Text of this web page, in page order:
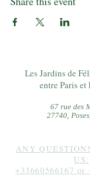
Les Jardins de
entre Paris
67 rue des
27740,
ANY
US:
+33660566167 or